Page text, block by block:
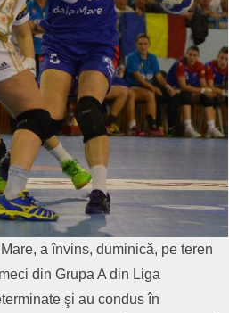
a învins, duminică, pe teren
din Grupa A din Liga
şi au condus în